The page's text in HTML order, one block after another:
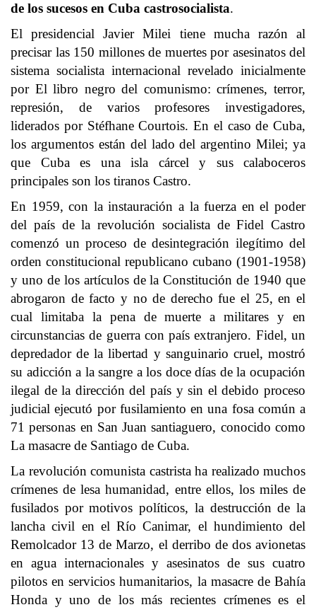
de los sucesos en Cuba castrosocialista.
El presidencial Javier Milei tiene mucha razón al
precisar las 150 millones de muertes por asesinatos del
sistema socialista internacional revelado inicialmente
por El libro negro del comunismo: crímenes, terror,
represión, de varios profesores investigadores,
liderados por Stéfhane Courtois. En el caso de Cuba,
los argumentos están del lado del argentino Milei; ya
que Cuba es una isla cárcel y sus calaboceros
principales son los tiranos Castro.
En 1959, con la instauración a la fuerza en el poder
del país de la revolución socialista de Fidel Castro
comenzó un proceso de desintegración ilegítimo del
orden constitucional republicano cubano (1901-1958)
y uno de los artículos de la Constitución de 1940 que
abrogaron de facto y no de derecho fue el 25, en el
cual limitaba la pena de muerte a militares y en
circunstancias de guerra con país extranjero. Fidel, un
depredador de la libertad y sanguinario cruel, mostró
su adicción a la sangre a los doce días de la ocupación
ilegal de la dirección del país y sin el debido proceso
judicial ejecutó por fusilamiento en una fosa común a
71 personas en San Juan santiaguero, conocido como
La masacre de Santiago de Cuba.
La revolución comunista castrista ha realizado muchos
crímenes de lesa humanidad, entre ellos, los miles de
fusilados por motivos políticos, la destrucción de la
lancha civil en el Río Canimar, el hundimiento del
Remolcador 13 de Marzo, el derribo de dos avionetas
en agua internacionales y asesinatos de sus cuatro
pilotos en servicios humanitarios, la masacre de Bahía
Honda y uno de los más recientes crímenes es el